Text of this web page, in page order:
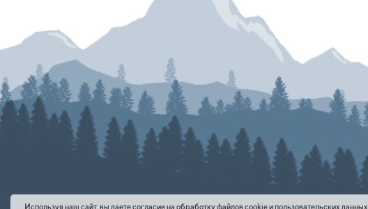
Используя наш сайт, вы даете согласие на обработку файлов cookie и пользовательских данных.